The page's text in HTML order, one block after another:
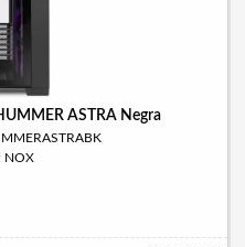
ASTRA Negra
NOX